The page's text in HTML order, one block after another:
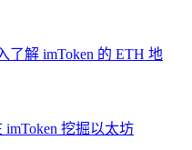
了解 imToken 的 ETH 地
挖掘以太坊